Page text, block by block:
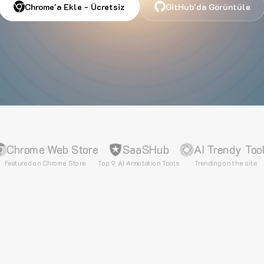
Chrome'a Ekle - Ücretsiz GitHub'da Görüntüle
Chrome Web Store
Featured on Chrome Store
SaaSHub
Top 9 AI Annotation Tools
AI Trendy
Trending on the site